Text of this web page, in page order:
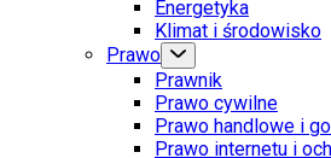
Energetyka
Klimat i środowisko
Prawo
Prawnik
Prawo cywilne
Prawo handlowe i
Prawo internetu i